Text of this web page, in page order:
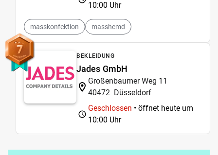
10:00 Uhr
masskonfektion masshemd
7 BEKLEIDUNG
Jades GmbH
Großenbaumer Weg 11
40472 Düsseldorf
Geschlossen • öffnet heute um
10:00 Uhr